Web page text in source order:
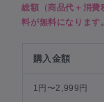
総額（商品代＋消
料が無料になります。
購入金額
1円〜2,999円